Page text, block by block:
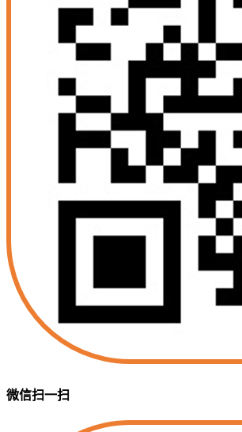
微信扫一扫